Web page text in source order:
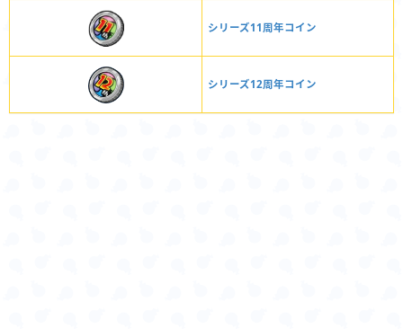
シリーズ11周年コイン
シリーズ12周年コイン